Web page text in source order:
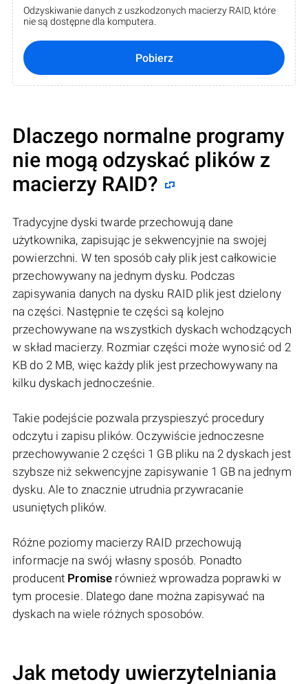
Odzyskiwanie danych z uszkodzonych macierzy RAID, które
nie są dostępne dla komputera.
Pobierz
Dlaczego normalne programy
nie mogą odzyskać plików z
macierzy RAID?
Tradycyjne dyski twarde przechowują dane
użytkownika, zapisując je sekwencyjnie na swojej
powierzchni. W ten sposób cały plik jest całkowicie
przechowywany na jednym dysku. Podczas
zapisywania danych na dysku RAID plik jest dzielony
na części. Następnie te części są kolejno
przechowywane na wszystkich dyskach wchodzących
w skład macierzy. Rozmiar części może wynosić od 2
KB do 2 MB, więc każdy plik jest przechowywany na
kilku dyskach jednocześnie.
Takie podejście pozwala przyspieszyć procedury
odczytu i zapisu plików. Oczywiście jednoczesne
przechowywanie 2 części 1 GB pliku na 2 dyskach jest
szybsze niż sekwencyjne zapisywanie 1 GB na jednym
dysku. Ale to znacznie utrudnia przywracanie
usuniętych plików.
Różne poziomy macierzy RAID przechowują
informacje na swój własny sposób. Ponadto
producent Promise również wprowadza poprawki w
tym procesie. Dlatego dane można zapisywać na
dyskach na wiele różnych sposobów.
Jak metody uwierzytelniania